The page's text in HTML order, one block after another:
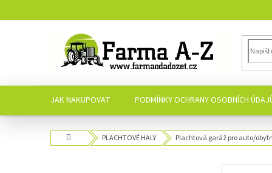
JAK NAKUPOVAT PODMÍNKY OCHRANY OSOBNÍCH
Domů PLACHTOVÉ HALY Plachtová garáž pro auto/